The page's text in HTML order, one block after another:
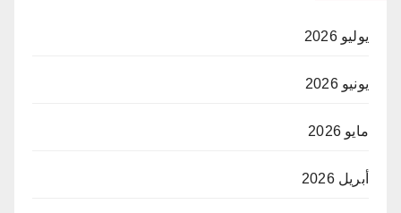
يوليو 2026
يونيو 2026
مايو 2026
أبريل 2026